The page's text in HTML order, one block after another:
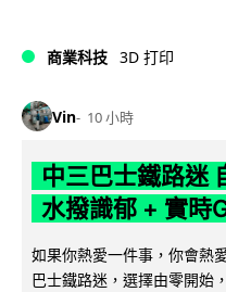
商業科技 3D 打印
Vin 10 小時
中三巴士鐵路迷
水撥識郁 + 實時
如果你熱愛一件事，你會熱
巴士鐵路迷，選擇由零開始